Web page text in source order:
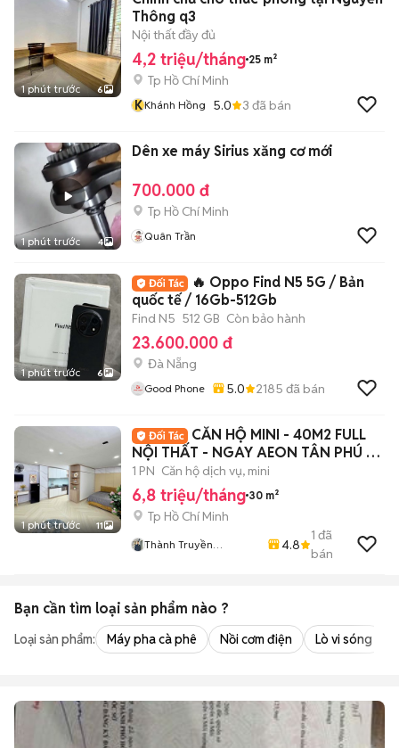
1 phút trước 6
Thông q3
Nội thất đầy đủ
4,2 triệu/tháng 25 m²
Tp Hồ Chí Minh
KKhánh Hồng 5.0 3 đã bán
1 phút trước 4
Dên xe máy Sirius xăng cơ mới
700.000 đ
Tp Hồ Chí Minh
Quân Trần
1 phút trước 6
🔥 Oppo Find N5 5G / Bản
quốc tế / 16Gb-512Gb
Find N5 512 GB Còn bảo hành
23.600.000 đ
Đà Nẵng
Good Phone 5.0 2185 đã bán
1 phút trước 11
CĂN HỘ MINI - 40M2 FULL
NỘI THẤT - NGAY AEON TÂN PHÚ -
HUIT🌟
1 PN Căn hộ dịch vụ, mini
6,8 triệu/tháng 30 m²
Tp Hồ Chí Minh
Thành Truyền
4.8
1 đã
bán
Bạn cần tìm loại sản phẩm nào ?
Loại sản phẩm: Máy pha cà phê Nồi cơm điện Lò vi sóng